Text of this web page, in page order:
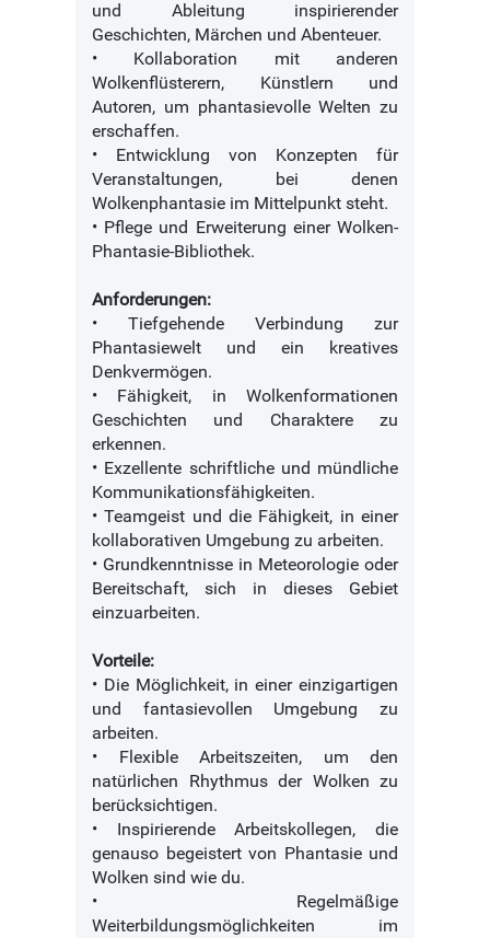
und Ableitung inspirierender
Geschichten, Märchen und Abenteuer.
• Kollaboration mit anderen
Wolkenflüsterern, Künstlern und
Autoren, um phantasievolle Welten zu
erschaffen.
• Entwicklung von Konzepten für
Veranstaltungen, bei denen
Wolkenphantasie im Mittelpunkt steht.
• Pflege und Erweiterung einer Wolken-
Phantasie-Bibliothek.
Anforderungen:
• Tiefgehende Verbindung zur
Phantasiewelt und ein kreatives
Denkvermögen.
• Fähigkeit, in Wolkenformationen
Geschichten und Charaktere zu
erkennen.
• Exzellente schriftliche und mündliche
Kommunikationsfähigkeiten.
• Teamgeist und die Fähigkeit, in einer
kollaborativen Umgebung zu arbeiten.
• Grundkenntnisse in Meteorologie oder
Bereitschaft, sich in dieses Gebiet
einzuarbeiten.
Vorteile:
• Die Möglichkeit, in einer einzigartigen
und fantasievollen Umgebung zu
arbeiten.
• Flexible Arbeitszeiten, um den
natürlichen Rhythmus der Wolken zu
berücksichtigen.
• Inspirierende Arbeitskollegen, die
genauso begeistert von Phantasie und
Wolken sind wie du.
• Regelmäßige
Weiterbildungsmöglichkeiten im